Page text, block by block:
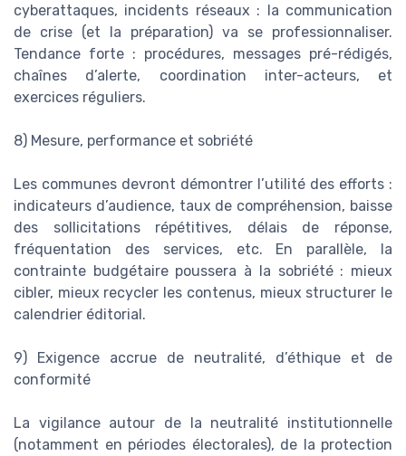
cyberattaques, incidents réseaux : la communication
de crise (et la préparation) va se professionnaliser.
Tendance forte : procédures, messages pré-rédigés,
chaînes d’alerte, coordination inter-acteurs, et
exercices réguliers.
8) Mesure, performance et sobriété
Les communes devront démontrer l’utilité des efforts :
indicateurs d’audience, taux de compréhension, baisse
des sollicitations répétitives, délais de réponse,
fréquentation des services, etc. En parallèle, la
contrainte budgétaire poussera à la sobriété : mieux
cibler, mieux recycler les contenus, mieux structurer le
calendrier éditorial.
9) Exigence accrue de neutralité, d’éthique et de
conformité
La vigilance autour de la neutralité institutionnelle
(notamment en périodes électorales), de la protection